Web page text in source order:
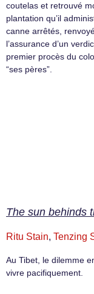
coutelas et retrouvé
plantation qu’il
canne arrêtés,
l’assurance d’un
premier procès du
“ses pères”.
The sun behinds
Ritu Stain, Tenzing
Au Tibet, le dilemme
vivre pacifiquement.